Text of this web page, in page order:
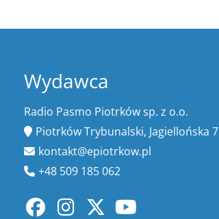
Wydawca
Radio Pasmo Piotrków sp. z o.o.
Piotrków Trybunalski, Jagiellońska 7
kontakt@epiotrkow.pl
+48 509 185 062